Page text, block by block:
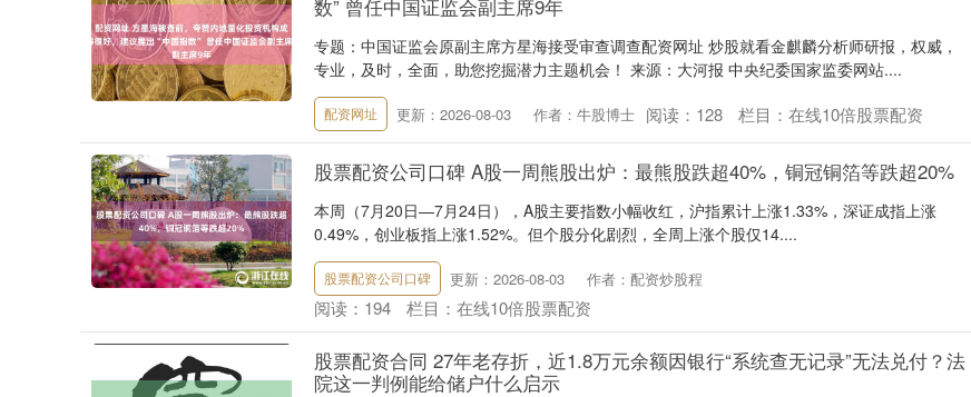
数” 曾任中国证监会副主席9年
专题：中国证监会原副主席方星海接受审查调查配资网址 炒股就看金麒麟分析师研报，权威，
专业，及时，全面，助您挖掘潜力主题机会！ 来源：大河报 中央纪委国家监委网站....
配资网址 更新：2026-08-03 作者：牛股博士 阅读： 128 栏目： 在线10倍股票配资
股票配资公司口碑 A股一周熊股出炉：最熊股跌超40%，铜冠铜箔等跌超20%
本周（7月20日—7月24日），A股主要指数小幅收红，沪指累计上涨1.33%，深证成指上涨
0.49%，创业板指上涨1.52%。但个股分化剧烈，全周上涨个股仅14....
股票配资公司口碑 更新：2026-08-03 作者：配资炒股程
阅读： 194 栏目： 在线10倍股票配资
股票配资合同 27年老存折，近1.8万元余额因银行“系统查无记录”无法兑付？法
院这一判例能给储户什么启示